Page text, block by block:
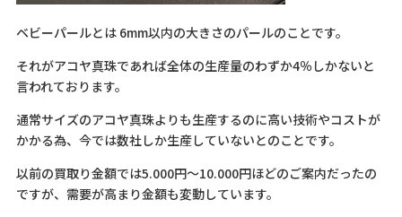
ベビーパールとは 6mm以内の大きさのパールのことです。
それがアコヤ真珠であれば全体の生産量のわずか4％しかないと
言われております。
通常サイズのアコヤ真珠よりも生産するのに高い技術やコストが
かかる為、今では数社しか生産していないとのことです。
以前の買取り金額では5.000円～10.000円ほどのご案内だったの
ですが、需要が高まり金額も変動しています。